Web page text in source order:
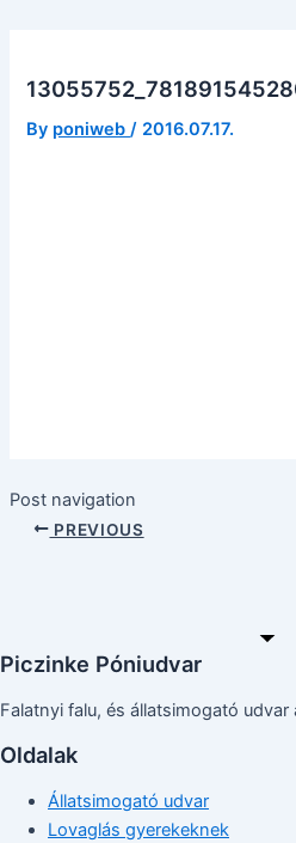
By poniweb/ 2016.07.17.
Post navigation
PREVIOUS
Piczinke Póniudvar
Falatnyi falu, és állatsimogató udvar
Oldalak
Állatsimogató udvar
Lovaglás gyerekeknek